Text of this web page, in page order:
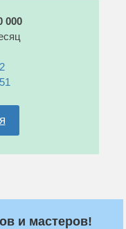
000
и мастеров!